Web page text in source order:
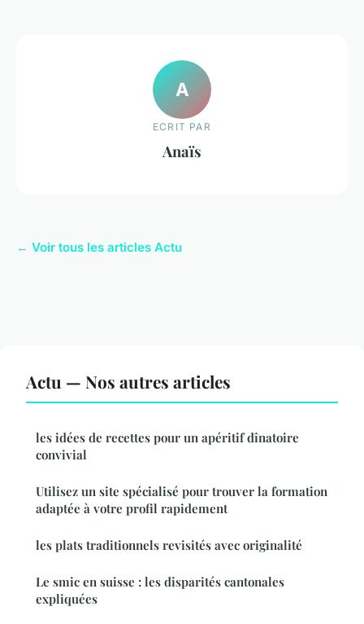
A
ECRIT PAR
Anaïs
← Voir tous les articles Actu
Actu — Nos autres articles
les idées de recettes pour un apéritif dînatoire
convivial
Utilisez un site spécialisé pour trouver la formation
adaptée à votre profil rapidement
les plats traditionnels revisités avec originalité
Le smic en suisse : les disparités cantonales
expliquées